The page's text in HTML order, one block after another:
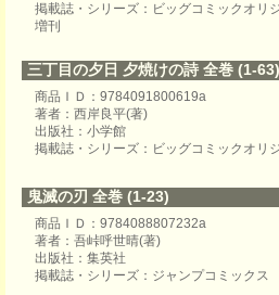
掲載誌・シリーズ：ビッグコミックオリ
増刊
三丁目の夕日 夕焼けの詩 全巻 (1-63)
商品ＩＤ：9784091800619a
著者：西岸良平(著)
出版社：小学館
掲載誌・シリーズ：ビッグコミックオリ
鬼滅の刃 全巻 (1-23)
商品ＩＤ：9784088807232a
著者：吾峠呼世晴(著)
出版社：集英社
掲載誌・シリーズ：ジャンプコミックス